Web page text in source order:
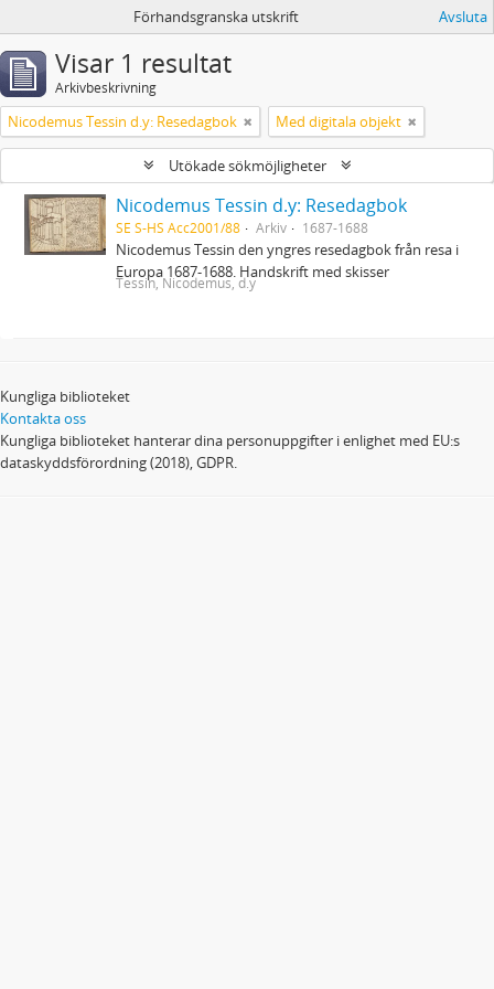
Förhandsgranska utskrift Avsluta
Visar 1 resultat
Arkivbeskrivning
Nicodemus Tessin d.y: Resedagbok Med digitala objekt
Utökade sökmöjligheter
Nicodemus Tessin d.y: Resedagbok
SE S-HS Acc2001/88 Arkiv 1687-1688
Nicodemus Tessin den yngres resedagbok från resa i
Europa 1687-1688. Handskrift med skisser
Tessin, Nicodemus, d.y
Kungliga biblioteket
Kontakta oss
Kungliga biblioteket hanterar dina personuppgifter i enlighet med EU:s
dataskyddsförordning (2018), GDPR.